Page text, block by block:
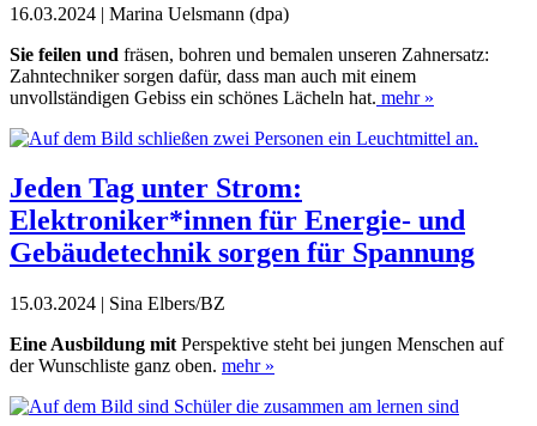
16.03.2024 | Marina Uelsmann (dpa)
Sie feilen und fräsen, bohren und bemalen unseren Zahnersatz:
Zahntechniker sorgen dafür, dass man auch mit einem
unvollständigen Gebiss ein schönes Lächeln hat. mehr »
Jeden Tag unter Strom:
Elektroniker*innen für Energie- und
Gebäudetechnik sorgen für Spannung
15.03.2024 | Sina Elbers/BZ
Eine Ausbildung mit Perspektive steht bei jungen Menschen auf
der Wunschliste ganz oben. mehr »